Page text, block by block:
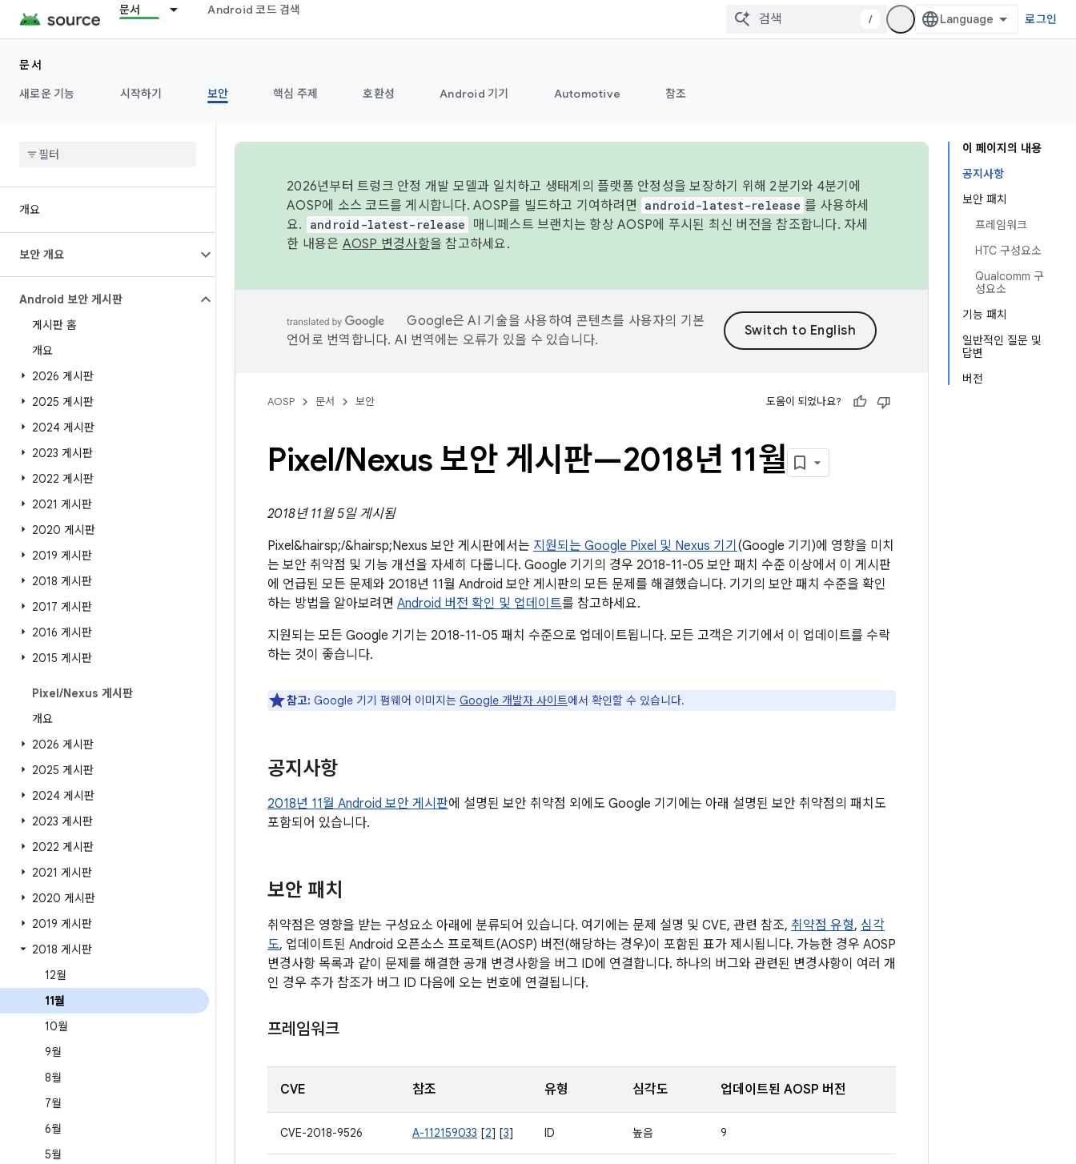
문서 Android 코드 검색
/ 로그인
문서
새로운 기능
시작하기 보안 핵심 주제 호환성 Android 기기 Automotive 참조
개요
보안 개요
Android 보안 게시판
게시판 홈
개요
2026 게시판
2025 게시판
2024 게시판
2023 게시판
2022 게시판
2021 게시판
2020 게시판
2019 게시판
2018 게시판
2017 게시판
2016 게시판
2015 게시판
Pixel/Nexus 게시판
개요
2026 게시판
2025 게시판
2024 게시판
2023 게시판
2022 게시판
2021 게시판
2020 게시판
2019 게시판
2018 게시판
12월
11월
10월
9월
8월
7월
6월
5월
이 페이지의 내용
공지사항
보안 패치
프레임워크
HTC 구성요소
Qualcomm 구
성요소
기능 패치
일반적인 질문 및
답변
버전
2026년부터 트렁크 안정 개발 모델과 일치하고 생태계의 플랫폼 안정성을 보장하기 위해 2분기와 4분기에
AOSP에 소스 코드를 게시합니다. AOSP를 빌드하고 기여하려면
android-latest-release 를 사용하세
요.
android-latest-release
매니페스트 브랜치는 항상 AOSP에 푸시된 최신 버전을 참조합니다. 자세
한 내용은 AOSP 변경사항을 참고하세요.
Google은 AI 기술을 사용하여 콘텐츠를 사용자의 기본
언어로 번역합니다. AI 번역에는 오류가 있을 수 있습니다.
AOSP 문서 보안 도움이 되었나요?
Pixel/Nexus 보안 게시판—2018년 11월
2018년 11월 5일 게시됨
Pixel&hairsp;/&hairsp;Nexus 보안 게시판에서는 지원되는 Google Pixel 및 Nexus 기기 (Google 기기)에 영향을 미치
는 보안 취약점 및 기능 개선을 자세히 다룹니다. Google 기기의 경우 2018-11-05 보안 패치 수준 이상에서 이 게시판
에 언급된 모든 문제와 2018년 11월 Android 보안 게시판의 모든 문제를 해결했습니다. 기기의 보안 패치 수준을 확인
하는 방법을 알아보려면 Android 버전 확인 및 업데이트를 참고하세요.
지원되는 모든 Google 기기는 2018-11-05 패치 수준으로 업데이트됩니다. 모든 고객은 기기에서 이 업데이트를 수락
하는 것이 좋습니다.
참고: Google 기기 펌웨어 이미지는 Google 개발자 사이트에서 확인할 수 있습니다.
공지사항
2018년 11월 Android 보안 게시판에 설명된 보안 취약점 외에도 Google 기기에는 아래 설명된 보안 취약점의 패치도
포함되어 있습니다.
보안 패치
취약점은 영향을 받는 구성요소 아래에 분류되어 있습니다. 여기에는 문제 설명 및 CVE, 관련 참조, 취약점 유형, 심각
도, 업데이트된 Android 오픈소스 프로젝트(AOSP) 버전(해당하는 경우)이 포함된 표가 제시됩니다. 가능한 경우 AOSP
변경사항 목록과 같이 문제를 해결한 공개 변경사항을 버그 ID에 연결합니다. 하나의 버그와 관련된 변경사항이 여러 개
인 경우 추가 참조가 버그 ID 다음에 오는 번호에 연결됩니다.
프레임워크
CVE 참조 유형 심각도 업데이트된 AOSP 버전
CVE-2018-9526 A-112159033 [2] [3] ID 높음 9